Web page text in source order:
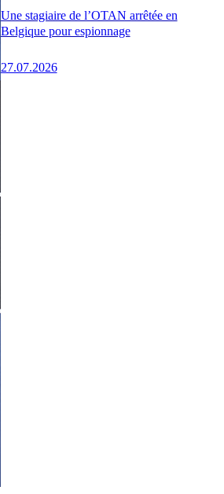
Une stagiaire de l’OTAN arrêtée en
Belgique pour espionnage
27.07.2026